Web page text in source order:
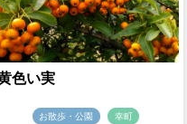
色い実
お散歩・公園 幸町